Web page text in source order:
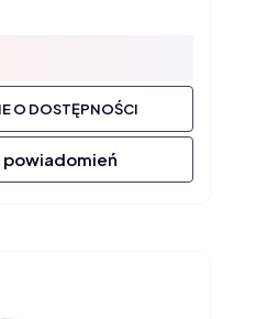
O DOSTĘPNOŚCI
powiadomień